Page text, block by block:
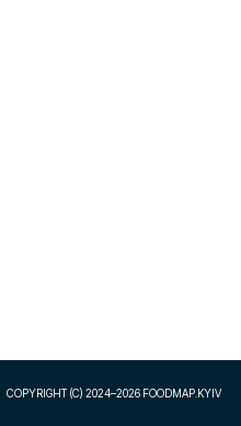
COPYRIGHT (C) 2024–2026 FOODMAP.KYIV